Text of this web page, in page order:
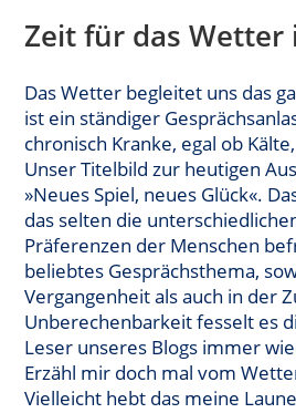
Zeit für das Wetter
Das Wetter begleitet uns das
ist ein ständiger
chronisch Kranke, egal ob
Unser Titelbild zur heutigen
»Neues Spiel, neues Glück«.
das selten die
Präferenzen der Menschen
beliebtes Gesprächsthema,
Vergangenheit als auch in der
Unberechenbarkeit fesselt es
Leser unseres Blogs immer
Erzähl mir doch mal vom
Vielleicht hebt das meine